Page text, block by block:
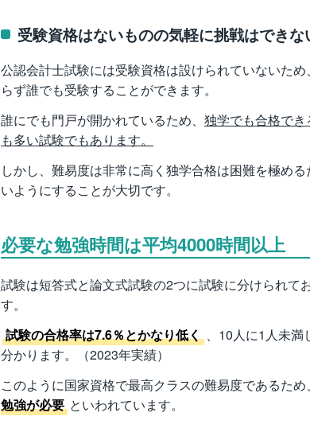
受験資格はないものの気軽に挑戦はできな
公認会計士試験には受験資格は設けられていないた
らず誰でも受験することができます。
誰にでも門戸が開かれているため、 独学でも合格で
も多い試験でもあります。
しかし、難易度は非常に高く独学合格は困難を極め
いようにすることが大切です。
必要な勉強時間は平均4000時間以上
試験は短答式と論文式試験の2つに試験に分けられて
す。
試験の合格率は7.6％とかなり低く 、10人に1人未満
分かります。（2023年実績）
このように国家資格で最高クラスの難易度であるため、
勉強が必要 といわれています。